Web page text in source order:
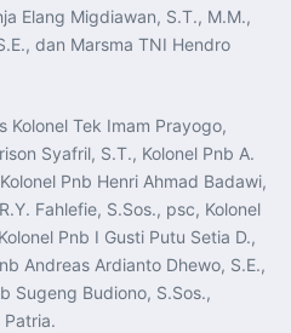
Elang Migdiawan, S.T., M.M.,
dan Marsma TNI Hendro
Kolonel Tek Imam Prayogo,
Syafril, S.T., Kolonel Pnb A.
Pnb Henri Ahmad Badawi,
Fahlefie, S.Sos., psc, Kolonel
Pnb I Gusti Putu Setia D.,
Andreas Ardianto Dhewo, S.E.,
Sugeng Budiono, S.Sos.,
Patria.